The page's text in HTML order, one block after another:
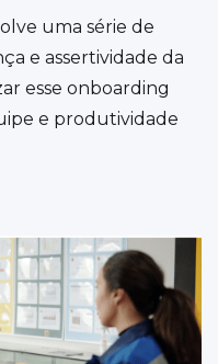
uma série de
e assertividade da
esse onboarding
e produtividade